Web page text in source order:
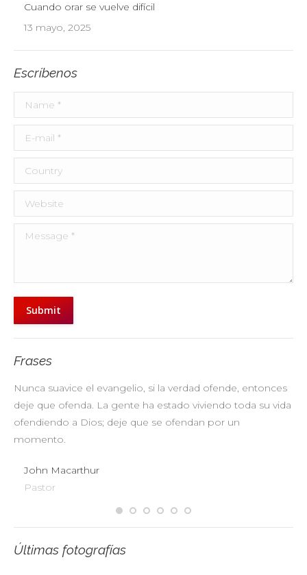
Cuando orar se vuelve difícil
13 mayo, 2025
Escríbenos
Name *
E-mail *
Country
Website
Message *
Submit
Frases
Nunca suavice el evangelio, si la verdad ofende, entonces
deje que ofenda. La gente ha estado viviendo toda su vida
ofendiendo a Dios; deje que se ofendan por un
momento.
John Macarthur
Pastor
Últimas fotografías